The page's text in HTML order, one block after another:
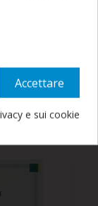
Accettare
e sui cookie